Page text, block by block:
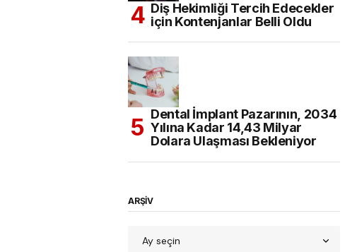
Diş Hekimliği Tercih Edecekler
için Kontenjanlar Belli Oldu
Dental İmplant Pazarının, 2034
Yılına Kadar 14,43 Milyar
Dolara Ulaşması Bekleniyor
ARŞİV